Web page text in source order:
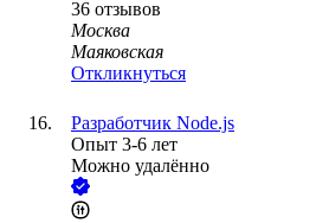
36 отзывов
Москва
Маяковская
Откликнуться
Разработчик Node.js
Опыт 3-6 лет
Можно удалённо